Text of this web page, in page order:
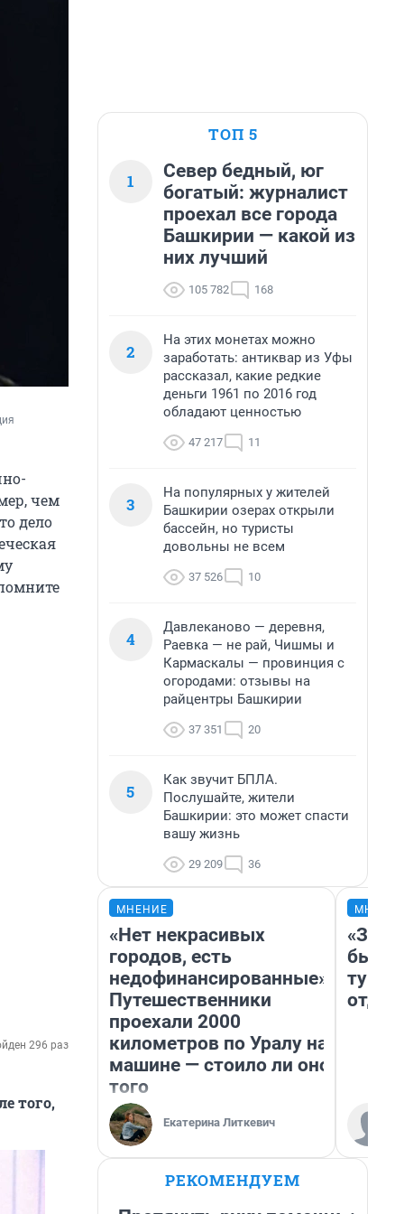
чем
дело
296 раз
того,
ТОП 5
1
Север бедный, юг
богатый: журналист
проехал все города
Башкирии — какой из
них лучший
105 782 168
2
На этих монетах можно
заработать: антиквар из Уфы
рассказал, какие редкие
деньги 1961 по 2016 год
обладают ценностью
47 217 11
3
На популярных у жителей
Башкирии озерах открыли
бассейн, но туристы
довольны не всем
37 526 10
4
Давлеканово — деревня,
Раевка — не рай, Чишмы и
Кармаскалы — провинция с
огородами: отзывы на
райцентры Башкирии
37 351 20
5
Как звучит БПЛА.
Послушайте, жители
Башкирии: это может спасти
вашу жизнь
29 209 36
МНЕНИЕ
«Нет некрасивых
городов, есть
недофинансированные».
Путешественники
проехали 2000
километров по Уралу на
машине — стоило ли оно
того
Екатерина Литкевич
«За
были
РЕКОМЕНДУЕМ